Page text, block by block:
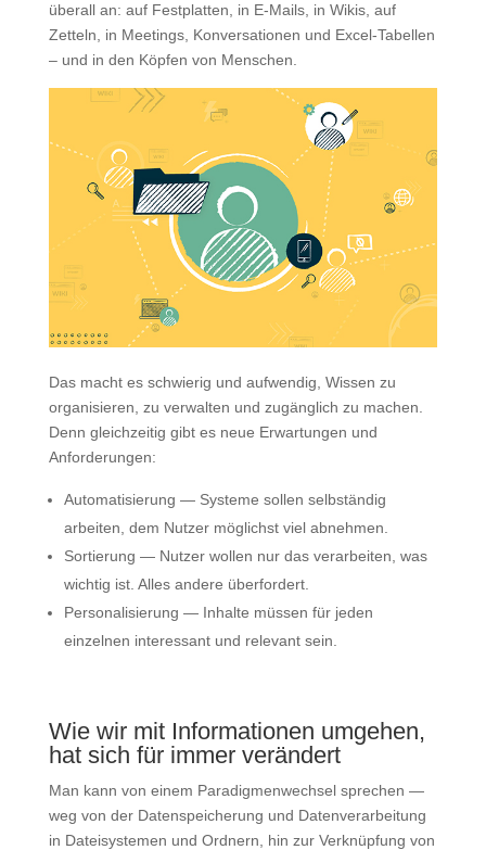
überall an: auf Festplatten, in E-Mails, in Wikis, auf
Zetteln, in Meetings, Konversationen und Excel-Tabellen
– und in den Köpfen von Menschen.
Das macht es schwierig und aufwendig, Wissen zu
organisieren, zu verwalten und zugänglich zu machen.
Denn gleichzeitig gibt es neue Erwartungen und
Anforderungen:
Automatisierung — Systeme sollen selbständig
arbeiten, dem Nutzer möglichst viel abnehmen.
Sortierung — Nutzer wollen nur das verarbeiten, was
wichtig ist. Alles andere überfordert.
Personalisierung — Inhalte müssen für jeden
einzelnen interessant und relevant sein.
Wie wir mit Informationen umgehen,
hat sich für immer verändert
Man kann von einem Paradigmenwechsel sprechen —
weg von der Datenspeicherung und Datenverarbeitung
in Dateisystemen und Ordnern, hin zur Verknüpfung von